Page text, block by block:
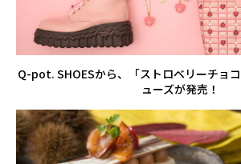
Q-pot. SHOESから、「ストロベリーチョ
ューズが発売！